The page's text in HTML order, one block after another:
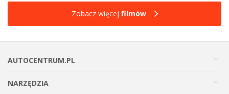
Zobacz więcej filmów
AUTOCENTRUM.PL
NARZĘDZIA